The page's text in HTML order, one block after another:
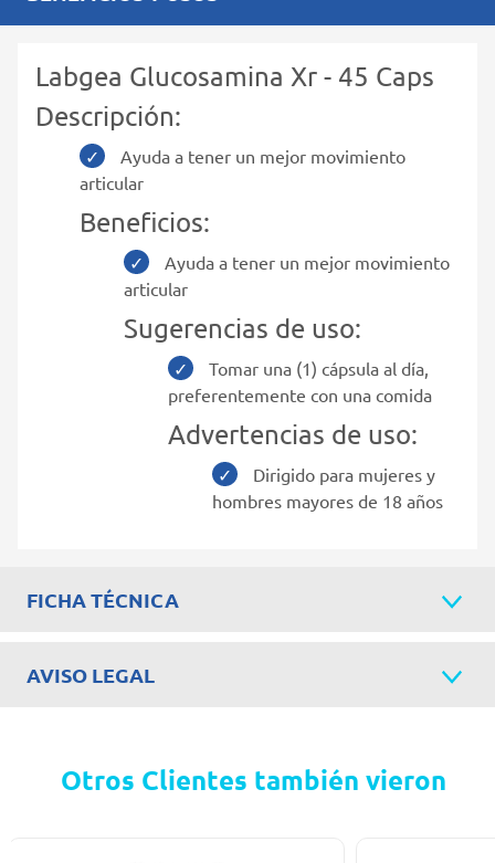
Labgea Glucosamina Xr - 45 Caps
Descripción:
Ayuda a tener un mejor movimiento
articular
Beneficios:
Ayuda a tener un mejor movimiento
articular
Sugerencias de uso:
Tomar una (1) cápsula al día,
preferentemente con una comida
Advertencias de uso:
Dirigido para mujeres y
hombres mayores de 18 años
FICHA TÉCNICA
AVISO LEGAL
Otros Clientes también vieron